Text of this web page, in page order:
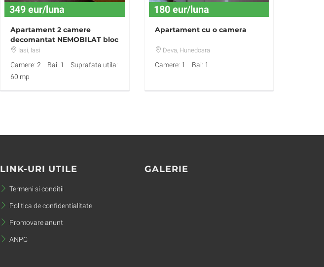
349 eur/luna
Apartament 2 camere
decomantat NEMOBILAT bloc
2017 CUG
Iasi, Iasi
Camere: 2 Bai: 1
Suprafata utila:
60 mp
180 eur/luna
Apartament cu o camera
Deva, Hunedoara
Camere: 1 Bai: 1
LINK-URI UTILE
Termeni si conditii
Politica de confidentialitate
Promovare anunt
ANPC
GALERIE